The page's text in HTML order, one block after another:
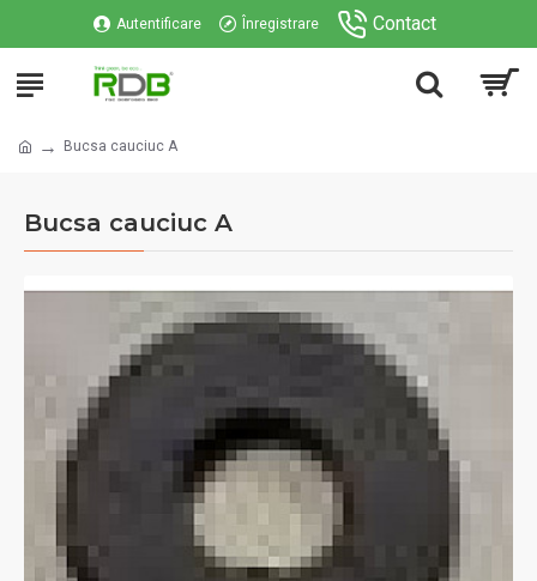
Autentificare Înregistrare Contact
Bucsa cauciuc A
Bucsa cauciuc A